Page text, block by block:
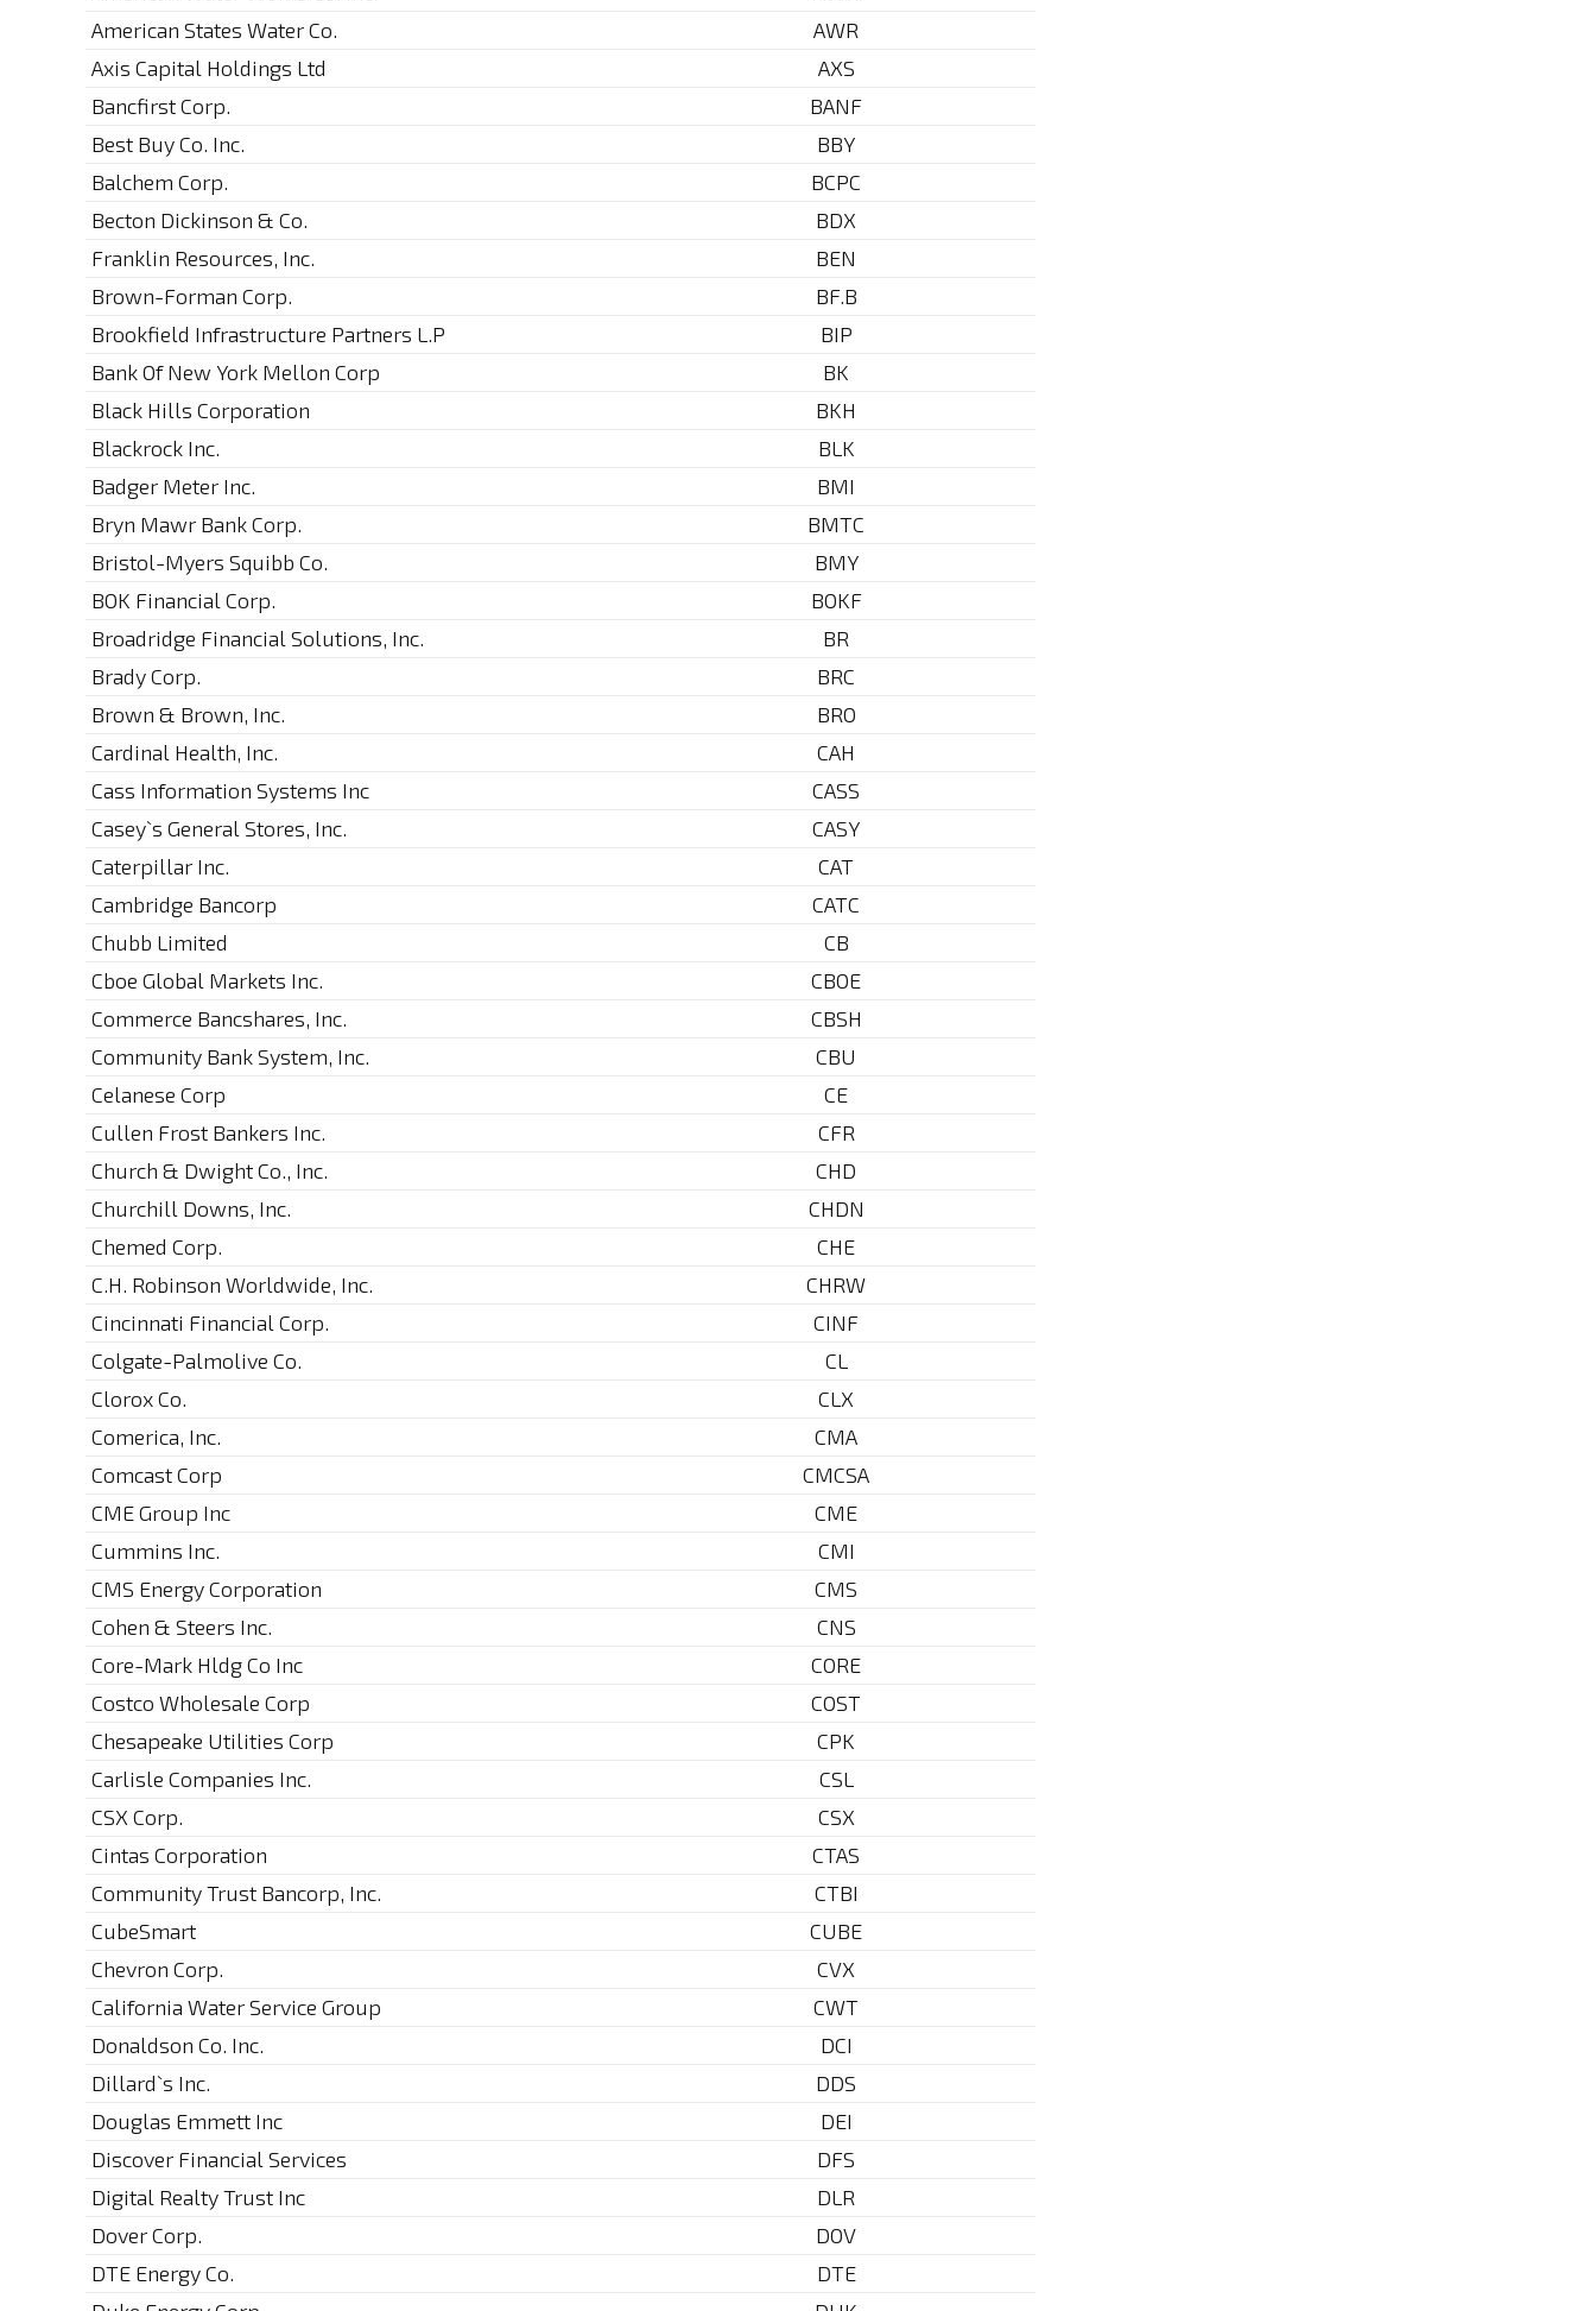
American States Water Co.
AWR
Axis Capital Holdings Ltd
AXS
Bancfirst Corp.
BANF
Best Buy Co. Inc.
BBY
Balchem Corp.
BCPC
Becton Dickinson & Co.
BDX
Franklin Resources, Inc.
BEN
Brown-Forman Corp.
BF.B
Brookfield Infrastructure Partners L.P
BIP
Bank Of New York Mellon Corp
BK
Black Hills Corporation
BKH
Blackrock Inc.
BLK
Badger Meter Inc.
BMI
Bryn Mawr Bank Corp.
BMTC
Bristol-Myers Squibb Co.
BMY
BOK Financial Corp.
BOKF
Broadridge Financial Solutions, Inc.
BR
Brady Corp.
BRC
Brown & Brown, Inc.
BRO
Cardinal Health, Inc.
CAH
Cass Information Systems Inc
CASS
Casey`s General Stores, Inc.
CASY
Caterpillar Inc.
CAT
Cambridge Bancorp
CATC
Chubb Limited
CB
Cboe Global Markets Inc.
CBOE
Commerce Bancshares, Inc.
CBSH
Community Bank System, Inc.
CBU
Celanese Corp
CE
Cullen Frost Bankers Inc.
CFR
Church & Dwight Co., Inc.
CHD
Churchill Downs, Inc.
CHDN
Chemed Corp.
CHE
C.H. Robinson Worldwide, Inc.
CHRW
Cincinnati Financial Corp.
CINF
Colgate-Palmolive Co.
CL
Clorox Co.
CLX
Comerica, Inc.
CMA
Comcast Corp
CMCSA
CME Group Inc
CME
Cummins Inc.
CMI
CMS Energy Corporation
CMS
Cohen & Steers Inc.
CNS
Core-Mark Hldg Co Inc
CORE
Costco Wholesale Corp
COST
Chesapeake Utilities Corp
CPK
Carlisle Companies Inc.
CSL
CSX Corp.
CSX
Cintas Corporation
CTAS
Community Trust Bancorp, Inc.
CTBI
CubeSmart
CUBE
Chevron Corp.
CVX
California Water Service Group
CWT
Donaldson Co. Inc.
DCI
Dillard`s Inc.
DDS
Douglas Emmett Inc
DEI
Discover Financial Services
DFS
Digital Realty Trust Inc
DLR
Dover Corp.
DOV
DTE Energy Co.
DTE